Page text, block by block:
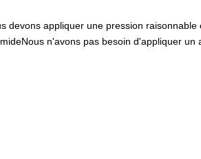
appliquer une pression
n'avons pas besoin d'appliquer un